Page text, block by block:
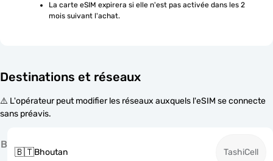
La carte eSIM expirera si elle n'est pas activée dans les 2
mois suivant l'achat.
Destinations et réseaux
⚠️ L'opérateur peut modifier les réseaux auxquels l'eSIM se connecte
sans préavis.
B
🇧🇹Bhoutan TashiCell